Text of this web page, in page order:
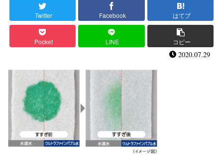
Twitter Facebook はてブ
Pocket LINE コピー
2020.07.29